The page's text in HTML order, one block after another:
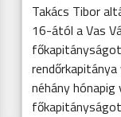
Takács Tibor
16-ától a Vas
néhány